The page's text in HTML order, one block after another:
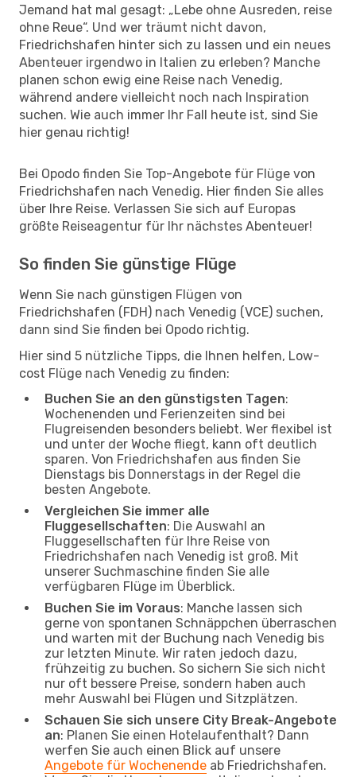
Jemand hat mal gesagt: „Lebe ohne Ausreden, reise
ohne Reue“. Und wer träumt nicht davon,
Friedrichshafen hinter sich zu lassen und ein neues
Abenteuer irgendwo in Italien zu erleben? Manche
planen schon ewig eine Reise nach Venedig,
während andere vielleicht noch nach Inspiration
suchen. Wie auch immer Ihr Fall heute ist, sind Sie
hier genau richtig!
Bei Opodo finden Sie Top-Angebote für Flüge von
Friedrichshafen nach Venedig. Hier finden Sie alles
über Ihre Reise. Verlassen Sie sich auf Europas
größte Reiseagentur für Ihr nächstes Abenteuer!
So finden Sie günstige Flüge
Wenn Sie nach günstigen Flügen von
Friedrichshafen (FDH) nach Venedig (VCE) suchen,
dann sind Sie finden bei Opodo richtig.
Hier sind 5 nützliche Tipps, die Ihnen helfen, Low-
cost Flüge nach Venedig zu finden:
Buchen Sie an den günstigsten Tagen:
Wochenenden und Ferienzeiten sind bei
Flugreisenden besonders beliebt. Wer flexibel ist
und unter der Woche fliegt, kann oft deutlich
sparen. Von Friedrichshafen aus finden Sie
Dienstags bis Donnerstags in der Regel die
besten Angebote.
Vergleichen Sie immer alle
Fluggesellschaften: Die Auswahl an
Fluggesellschaften für Ihre Reise von
Friedrichshafen nach Venedig ist groß. Mit
unserer Suchmaschine finden Sie alle
verfügbaren Flüge im Überblick.
Buchen Sie im Voraus: Manche lassen sich
gerne von spontanen Schnäppchen überraschen
und warten mit der Buchung nach Venedig bis
zur letzten Minute. Wir raten jedoch dazu,
frühzeitig zu buchen. So sichern Sie sich nicht
nur oft bessere Preise, sondern haben auch
mehr Auswahl bei Flügen und Sitzplätzen.
Schauen Sie sich unsere City Break-Angebote
an: Planen Sie einen Hotelaufenthalt? Dann
werfen Sie auch einen Blick auf unsere
Angebote für Wochenende ab Friedrichshafen.